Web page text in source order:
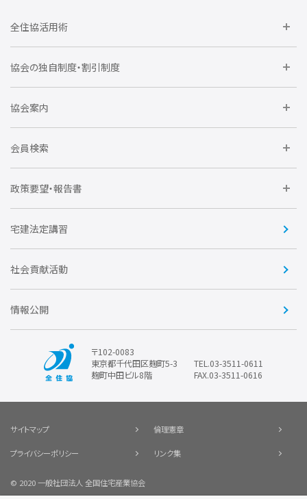
全住協活用術
委員会に参加しよう
要望活動に参加しよう
協会の独自制度・割引制度
住宅瑕疵担保責任保険割引制度
全住協NET
不動産後見アドバイザー資格講習
会
全住協ビジネスショップ
協会案内
運営組織
トライアル会員制度
会員検索
企業会員
賛助会員
政策要望・報告書
住宅・土地税制改正要望
優良事業表彰
宅建法定講習
社会貢献活動
情報公開
〒102-0083
東京都千代田区麹町5-3
麹町中田ビル8階
TEL.03-3511-0611
FAX.03-3511-0616
サイトマップ 倫理憲章
プライバシーポリシー リンク集
© 2020 一般社団法人 全国住宅産業協会